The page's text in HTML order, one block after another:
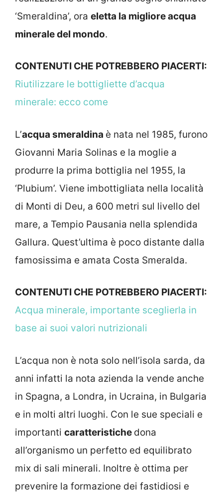
‘Smeraldina’, ora eletta la migliore acqua
minerale del mondo.
CONTENUTI CHE POTREBBERO PIACERTI:
Riutilizzare le bottigliette d’acqua
minerale: ecco come
L’acqua smeraldina è nata nel 1985, furono
Giovanni Maria Solinas e la moglie a
produrre la prima bottiglia nel 1955, la
‘Plubium’. Viene imbottigliata nella località
di Monti di Deu, a 600 metri sul livello del
mare, a Tempio Pausania nella splendida
Gallura. Quest’ultima è poco distante dalla
famosissima e amata Costa Smeralda.
CONTENUTI CHE POTREBBERO PIACERTI:
Acqua minerale, importante sceglierla in
base ai suoi valori nutrizionali
L’acqua non è nota solo nell’isola sarda, da
anni infatti la nota azienda la vende anche
in Spagna, a Londra, in Ucraina, in Bulgaria
e in molti altri luoghi. Con le sue speciali e
importanti caratteristiche dona
all’organismo un perfetto ed equilibrato
mix di sali minerali. Inoltre è ottima per
prevenire la formazione dei fastidiosi e